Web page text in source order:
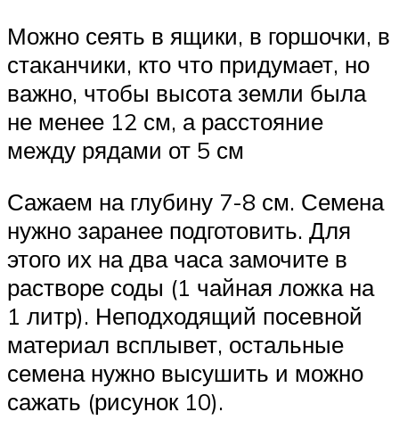
Можно сеять в ящики, в горшочки, в
стаканчики, кто что придумает, но
важно, чтобы высота земли была
не менее 12 см, а расстояние
между рядами от 5 см
Сажаем на глубину 7-8 см. Семена
нужно заранее подготовить. Для
этого их на два часа замочите в
растворе соды (1 чайная ложка на
1 литр). Неподходящий посевной
материал всплывет, остальные
семена нужно высушить и можно
сажать (рисунок 10).